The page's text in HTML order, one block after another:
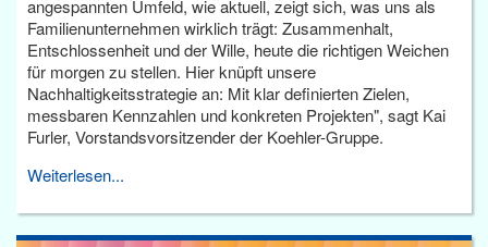
angespannten Umfeld, wie aktuell, zeigt sich, was uns als
Familienunternehmen wirklich trägt: Zusammenhalt,
Entschlossenheit und der Wille, heute die richtigen Weichen
für morgen zu stellen. Hier knüpft unsere
Nachhaltigkeitsstrategie an: Mit klar definierten Zielen,
messbaren Kennzahlen und konkreten Projekten", sagt Kai
Furler, Vorstandsvorsitzender der Koehler-Gruppe.
Weiterlesen...